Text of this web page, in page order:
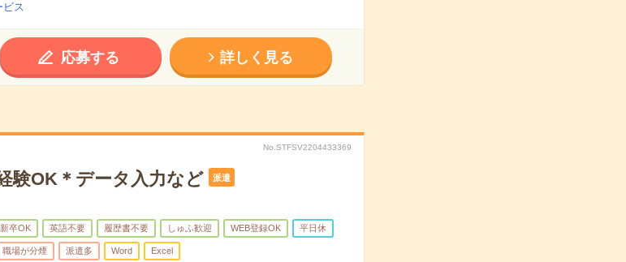
ビス
応募する 詳しく見る
No.STFSV2204433369
験OK＊データ入力など 派遣
卒OK 英語不要 履歴書不要 しゅふ歓迎 WEB登録OK 平日休
職場が分煙 派遣多 Word Excel